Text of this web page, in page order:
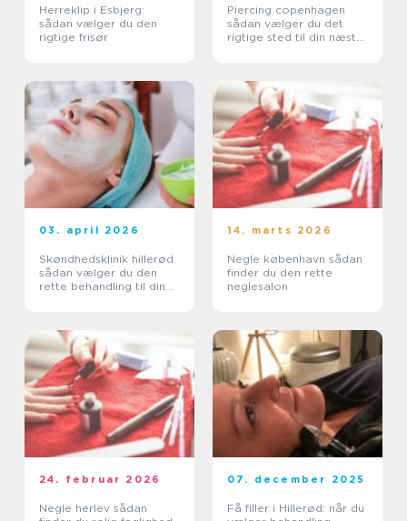
Herreklip i Esbjerg:
sådan vælger du den
rigtige frisør
Piercing copenhagen
sådan vælger du det
rigtige sted til din næste
03. april 2026
Skøndhedsklinik hillerød
sådan vælger du den
rette behandling til din
14. marts 2026
Negle københavn sådan
finder du den rette
neglesalon
24. februar 2026
Negle herlev sådan
07. december 2025
Få filler i Hillerød: når du